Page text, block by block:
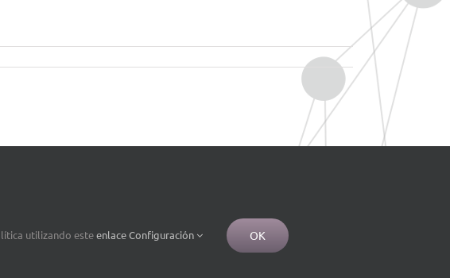
utilizando esteenlaceConfiguración OK